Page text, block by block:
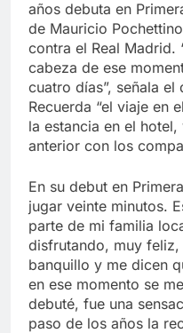
años debuta en
de Mauricio
contra el Real Madrid.
cabeza de ese
cuatro días”, señala
Recuerda “el viaje en
la estancia en el
anterior con los
En su debut en
jugar veinte minutos.
parte de mi familia
disfrutando, muy
banquillo y me dicen
en ese momento se
debuté, fue una
paso de los años la